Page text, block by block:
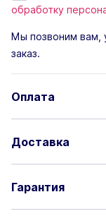
обработку
Мы позвоним вам,
заказ.
Оплата
Доставка
Гарантия